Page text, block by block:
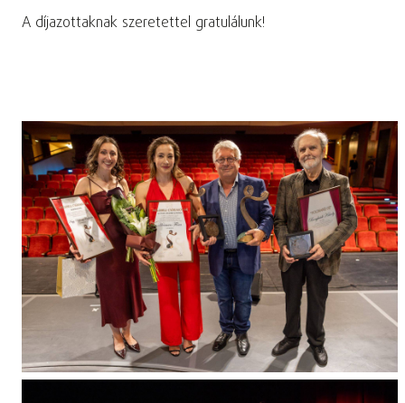
A díjazottaknak szeretettel gratulálunk!